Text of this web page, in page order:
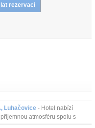
Luhačovice - Hotel nabízí
atmosféru spolu s
a letní terasou....